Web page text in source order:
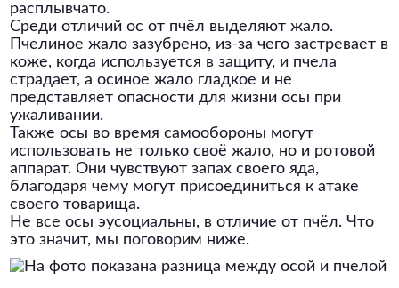
расплывчато.
Среди отличий ос от пчёл выделяют жало.
Пчелиное жало зазубрено, из-за чего застревает в
коже, когда используется в защиту, и пчела
страдает, а осиное жало гладкое и не
представляет опасности для жизни осы при
ужаливании.
Также осы во время самообороны могут
использовать не только своё жало, но и ротовой
аппарат. Они чувствуют запах своего яда,
благодаря чему могут присоединиться к атаке
своего товарища.
Не все осы эусоциальны, в отличие от пчёл. Что
это значит, мы поговорим ниже.